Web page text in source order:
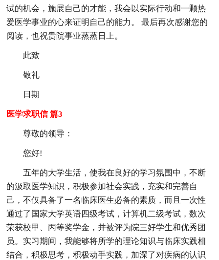
试的机会，施展自己的才能，我会以实际行动和一颗热
爱医学事业的心来证明自己的能力。 最后再次感谢您的
阅读，也祝贵院事业蒸蒸日上。
此致
敬礼
日期
医学求职信 篇3
尊敬的领导：
您好!
五年的大学生活，使我在良好的学习氛围中，不断
的汲取医学知识，积极参加社会实践，充实和完善自
己，不仅具备了一名临床医生必备的素质，而且一次性
通过了国家大学英语四级考试，计算机二级考试，数次
荣获校甲、丙等奖学金，并被评为院三好学生和优秀团
员。实习期间，我能够将所学的理论知识与临床实践相
结合，积极思考，积极动手实践，加深了对疾病的认识